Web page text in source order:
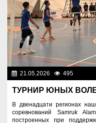
21.05.2026 495
ТУРНИР ЮНЫХ
В двенадцати регионах
соревнований Samruk
построенных при